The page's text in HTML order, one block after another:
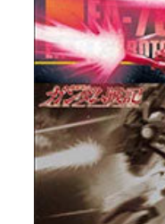
a la
información
del